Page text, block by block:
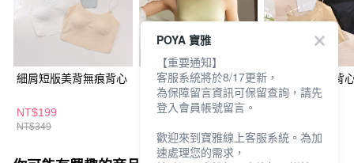
細肩短版美背無痕背心
NT$199
NT$349
寬肩短版無痕背心(多
色任選)
NT$149
冰絲短版無痕背
POYA 寶雅
【重要通知】
客服系統將於8/17更新，
為保障留言資訊可保留查詢，請先
登入會員帳號留言。
歡迎來到寶雅線上客服系統。為加
速處理您的需求，